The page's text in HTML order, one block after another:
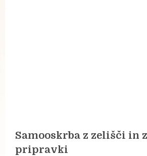
Samooskrba z zelišči
pripravki